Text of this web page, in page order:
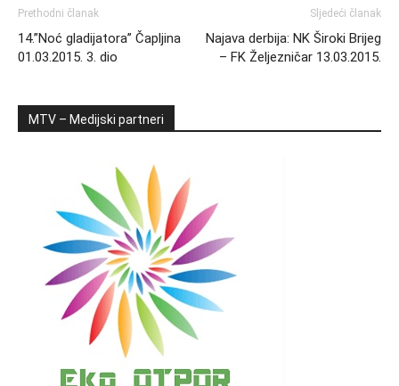
Prethodni članak
14.”Noć gladijatora” Čapljina
01.03.2015. 3. dio
Sljedeći članak
Najava derbija: NK Široki Brijeg
– FK Željezničar 13.03.2015.
MTV – Medijski partneri